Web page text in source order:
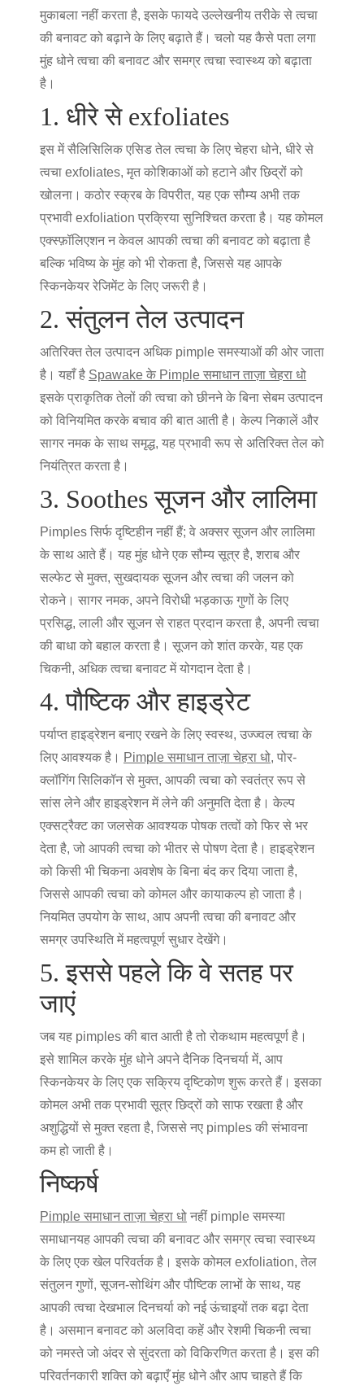
मुकाबला नहीं करता है, इसके फायदे उल्लेखनीय तरीके से त्वचा
की बनावट को बढ़ाने के लिए बढ़ाते हैं। चलो यह कैसे पता लगा
मुंह धोनेत्वचा की बनावट और समग्र त्वचा स्वास्थ्य को बढ़ाता
है।
1. धीरे से exfoliates
इस में सैलिसिलिक एसिड तेल त्वचा के लिए चेहरा धोने, धीरे से
त्वचा exfoliates, मृत कोशिकाओं को हटाने और छिद्रों को
खोलना। कठोर स्क्रब के विपरीत, यह एक सौम्य अभी तक
प्रभावी exfoliation प्रक्रिया सुनिश्चित करता है। यह कोमल
एक्स्फ़ॉलिएशन न केवल आपकी त्वचा की बनावट को बढ़ाता है
बल्कि भविष्य के मुंह को भी रोकता है, जिससे यह आपके
स्किनकेयर रेजिमेंट के लिए जरूरी है।
2. संतुलन तेल उत्पादन
अतिरिक्त तेल उत्पादन अधिक pimple समस्याओं की ओर जाता
है। यहाँ है Spawake के Pimple समाधान ताज़ा चेहरा धो
इसके प्राकृतिक तेलों की त्वचा को छीनने के बिना सेबम उत्पादन
को विनियमित करके बचाव की बात आती है। केल्प निकालें और
सागर नमक के साथ समृद्ध, यह प्रभावी रूप से अतिरिक्त तेल को
नियंत्रित करता है।
3. Soothes सूजन और लालिमा
Pimples सिर्फ दृष्टिहीन नहीं हैं; वे अक्सर सूजन और लालिमा
के साथ आते हैं। यह मुंह धोनेएक सौम्य सूत्र है, शराब और
सल्फेट से मुक्त, सुखदायक सूजन और त्वचा की जलन को
रोकने। सागर नमक, अपने विरोधी भड़काऊ गुणों के लिए
प्रसिद्ध, लाली और सूजन से राहत प्रदान करता है, अपनी त्वचा
की बाधा को बहाल करता है। सूजन को शांत करके, यह एक
चिकनी, अधिक त्वचा बनावट में योगदान देता है।
4. पौष्टिक और हाइड्रेट
पर्याप्त हाइड्रेशन बनाए रखने के लिए स्वस्थ, उज्ज्वल त्वचा के
लिए आवश्यक है। Pimple समाधान ताज़ा चेहरा धो, पोर-
क्लॉगिंग सिलिकॉन से मुक्त, आपकी त्वचा को स्वतंत्र रूप से
सांस लेने और हाइड्रेशन में लेने की अनुमति देता है। केल्प
एक्सट्रैक्ट का जलसेक आवश्यक पोषक तत्वों को फिर से भर
देता है, जो आपकी त्वचा को भीतर से पोषण देता है। हाइड्रेशन
को किसी भी चिकना अवशेष के बिना बंद कर दिया जाता है,
जिससे आपकी त्वचा को कोमल और कायाकल्प हो जाता है।
नियमित उपयोग के साथ, आप अपनी त्वचा की बनावट और
समग्र उपस्थिति में महत्वपूर्ण सुधार देखेंगे।
5. इससे पहले कि वे सतह पर
जाएं
जब यह pimples की बात आती है तो रोकथाम महत्वपूर्ण है।
इसे शामिल करके मुंह धोनेअपने दैनिक दिनचर्या में, आप
स्किनकेयर के लिए एक सक्रिय दृष्टिकोण शुरू करते हैं। इसका
कोमल अभी तक प्रभावी सूत्र छिद्रों को साफ रखता है और
अशुद्धियों से मुक्त रहता है, जिससे नए pimples की संभावना
कम हो जाती है।
निष्कर्ष
Pimple समाधान ताज़ा चेहरा धो नहीं pimple समस्या
समाधानयह आपकी त्वचा की बनावट और समग्र त्वचा स्वास्थ्य
के लिए एक खेल परिवर्तक है। इसके कोमल exfoliation, तेल
संतुलन गुणों, सूजन-सोथिंग और पौष्टिक लाभों के साथ, यह
आपकी त्वचा देखभाल दिनचर्या को नई ऊंचाइयों तक बढ़ा देता
है। असमान बनावट को अलविदा कहें और रेशमी चिकनी त्वचा
को नमस्ते जो अंदर से सुंदरता को विकिरणित करता है। इस की
परिवर्तनकारी शक्ति को बढ़ाएँमुंह धोनेऔर आप चाहते हैं कि